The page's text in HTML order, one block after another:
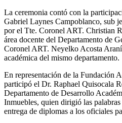
La ceremonia contó con la
Gabriel Laynes Campoblanco, sub
por el Tte. Coronel ART. Christian
área docente del Departamento de
Coronel ART. Neyelko Acosta
académica del mismo departamento.
En representación de la Fundación
participó el Dr. Raphael Quisocala
Departamento de Desarrollo
Inmuebles, quien dirigió las
entrega de diplomas a los oficiales